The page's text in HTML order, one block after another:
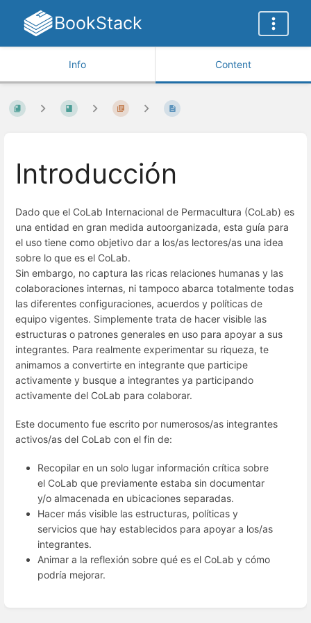
BookStack
Info Content
Introducción
Dado que el CoLab Internacional de Permacultura (CoLab) es
una entidad en gran medida autoorganizada, esta guía para
el uso tiene como objetivo dar a los/as lectores/as una idea
sobre lo que es el CoLab.
Sin embargo, no captura las ricas relaciones humanas y las
colaboraciones internas, ni tampoco abarca totalmente todas
las diferentes configuraciones, acuerdos y políticas de
equipo vigentes. Simplemente trata de hacer visible las
estructuras o patrones generales en uso para apoyar a sus
integrantes. Para realmente experimentar su riqueza, te
animamos a convertirte en integrante que participe
activamente y busque a integrantes ya participando
activamente del CoLab para colaborar.
Este documento fue escrito por numerosos/as integrantes
activos/as del CoLab con el fin de:
Recopilar en un solo lugar información crítica sobre
el CoLab que previamente estaba sin documentar
y/o almacenada en ubicaciones separadas.
Hacer más visible las estructuras, políticas y
servicios que hay establecidos para apoyar a los/as
integrantes.
Animar a la reflexión sobre qué es el CoLab y cómo
podría mejorar.